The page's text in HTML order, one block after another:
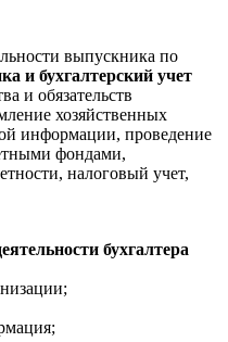
выпускника по
и бухгалтерский учет
и обязательств
хозяйственных
информации, проведение
фондами,
налоговый учет,
бухгалтера